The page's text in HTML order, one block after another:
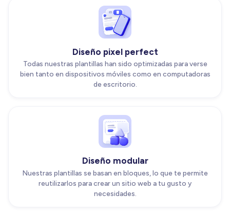
Diseño pixel perfect
Todas nuestras plantillas han sido optimizadas para verse
bien tanto en dispositivos móviles como en computadoras
de escritorio.
Diseño modular
Nuestras plantillas se basan en bloques, lo que te permite
reutilizarlos para crear un sitio web a tu gusto y
necesidades.